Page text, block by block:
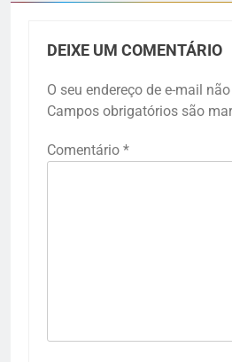
DEIXE UM COMENTÁRIO
O seu endereço de e-mail
Campos obrigatórios são
Comentário *